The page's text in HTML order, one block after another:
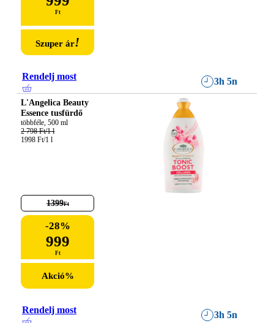
Ft
Szuper ár!
Rendelj most 3h 5n
L'Angelica Beauty
Essence tusfürdő
2 798 Ft/1 l
1998 Ft/1 l
1399Ft
-28%
999
Ft
Akció%
Rendelj most 3h 5n